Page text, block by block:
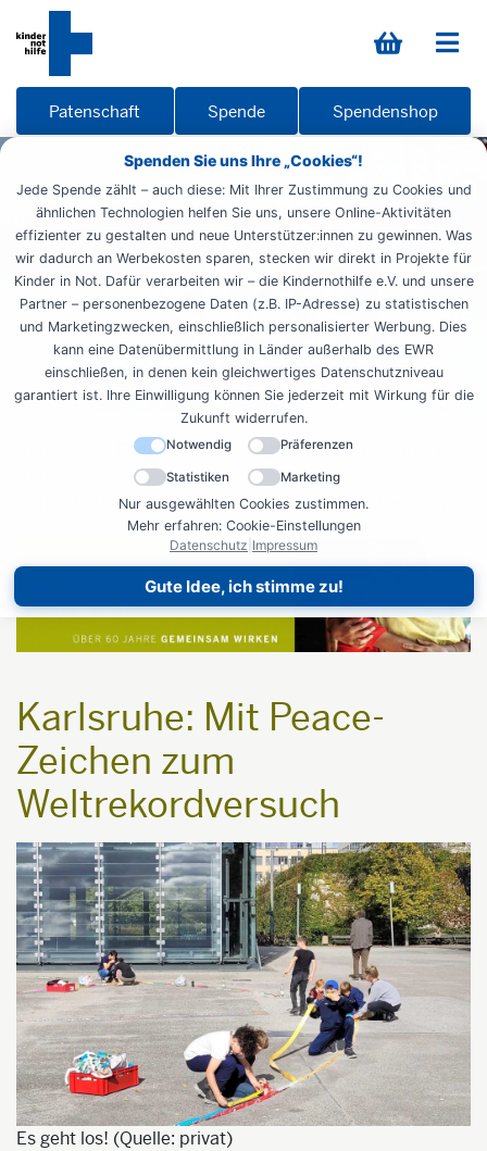
Spenden Sie uns Ihre „Cookies“!
Jede Spende zählt – auch diese: Mit Ihrer Zustimmung zu Cookies und
ähnlichen Technologien helfen Sie uns, unsere Online-Aktivitäten
effizienter zu gestalten und neue Unterstützer:innen zu gewinnen. Was
wir dadurch an Werbekosten sparen, stecken wir direkt in Projekte für
Kinder in Not. Dafür verarbeiten wir – die Kindernothilfe e.V. und unsere
Partner – personenbezogene Daten (z.B. IP-Adresse) zu statistischen
und Marketingzwecken, einschließlich personalisierter Werbung. Dies
kann eine Datenübermittlung in Länder außerhalb des EWR
einschließen, in denen kein gleichwertiges Datenschutzniveau
garantiert ist. Ihre Einwilligung können Sie jederzeit mit Wirkung für die
Zukunft widerrufen.
Notwendig Präferenzen
Statistiken Marketing
Nur ausgewählten Cookies zustimmen.
Mehr erfahren: Cookie-Einstellungen
Datenschutz Impressum
Gute Idee, ich stimme zu!
Patenschaft Spende Spendenshop
Engagieren Zeit spenden
Ehrenamt
Karlsruhe: Mit Peace-Zeichen zum Weltrekordversuch
Karlsruhe: Mit Peace-
Zeichen zum
Weltrekordversuch
Es geht los! (Quelle: privat)